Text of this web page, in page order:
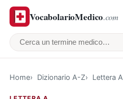
VocabolarioMedico.com
Cerca un termine medico
Home Dizionario A-Z Lettera A